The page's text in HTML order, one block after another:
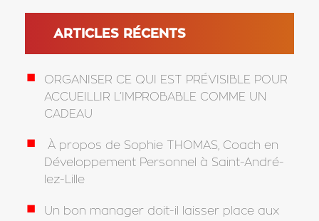
ARTICLES RÉCENTS
ORGANISER CE QUI EST PRÉVISIBLE POUR
ACCUEILLIR L’IMPROBABLE COMME UN
CADEAU
À propos de Sophie THOMAS, Coach en
Développement Personnel à Saint-André-
lez-Lille
Un bon manager doit-il laisser place aux